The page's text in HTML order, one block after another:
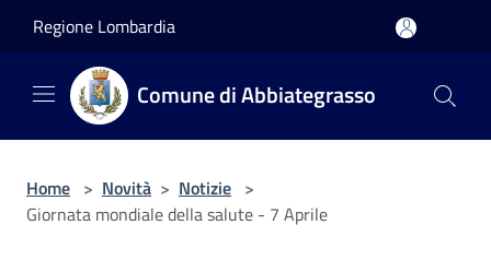
Regione Lombardia
Comune di Abbiategrasso
Home > Novità > Notizie >
Giornata mondiale della salute - 7 Aprile